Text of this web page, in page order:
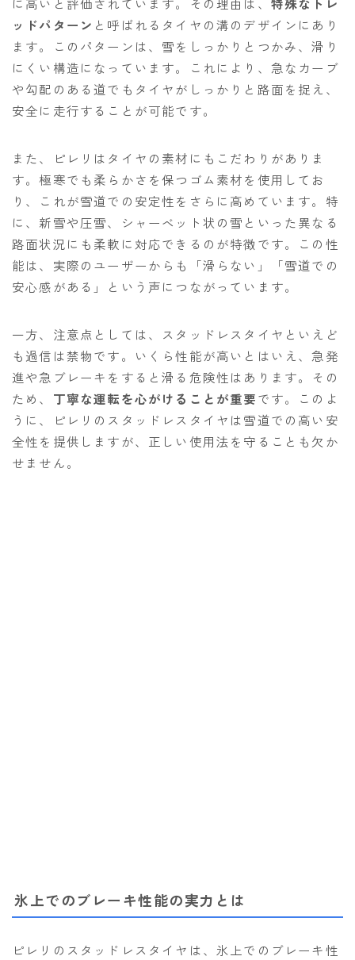
ッドパターン と呼ばれるタイヤの溝のデザインにあり
ます。このパターンは、雪をしっかりとつかみ、滑り
にくい構造になっています。これにより、急なカーブ
や勾配のある道でもタイヤがしっかりと路面を捉え、
安全に走行することが可能です。
また、ピレリはタイヤの素材にもこだわりがありま
す。極寒でも柔らかさを保つゴム素材を使用してお
り、これが雪道での安定性をさらに高めています。特
に、新雪や圧雪、シャーベット状の雪といった異なる
路面状況にも柔軟に対応できるのが特徴です。この性
能は、実際のユーザーからも「滑らない」「雪道での
安心感がある」という声につながっています。
一方、注意点としては、スタッドレスタイヤといえど
も過信は禁物です。いくら性能が高いとはいえ、急発
進や急ブレーキをすると滑る危険性はあります。その
ため、 丁寧な運転を心がけることが重要です。このよ
うに、ピレリのスタッドレスタイヤは雪道での高い安
全性を提供しますが、正しい使用法を守ることも欠か
せません。
氷上でのブレーキ性能の実力とは
ピレリのスタッドレスタイヤは、氷上でのブレーキ性